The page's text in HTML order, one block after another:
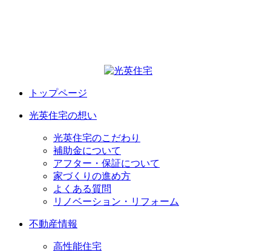
トップページ
光英住宅の想い
光英住宅のこだわり
補助金について
アフター・保証について
家づくりの進め方
よくある質問
リノベーション・リフォーム
不動産情報
高性能住宅